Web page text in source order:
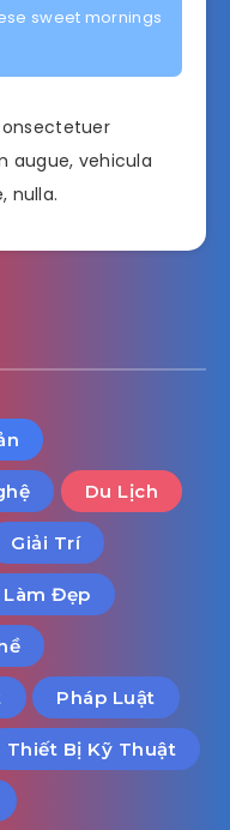
sweet mornings
augue, vehicula
nulla.
Du Lịch
Giải Trí
Làm Đẹp
Pháp Luật
Thiết Bị Kỹ Thuật